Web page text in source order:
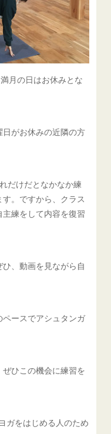
月の日はお休みとな
がお休みの近隣の方
だけだとなかなか練
。ですから、クラス
練をして内容を復習
、動画を見ながら自
ースでアシュタンガ
ひこの機会に練習を
ガをはじめる人のため